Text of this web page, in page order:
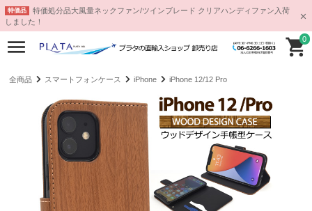
特価品
特価処分品大風量ネックファン/ツインブレード クリアハンディファン入荷
しました！
0
全商品 スマートフォンケース iPhone iPhone 12/12 Pro